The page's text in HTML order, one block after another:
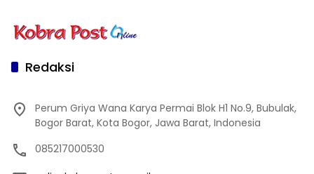
Redaksi
Perum Griya Wana Karya Permai Blok H1 No.9, Bubulak,
Bogor Barat, Kota Bogor, Jawa Barat, Indonesia
085217000530